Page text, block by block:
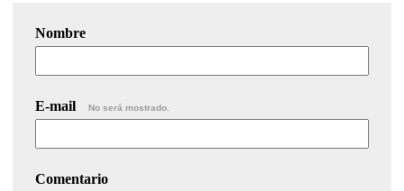
Nombre
E-mail No será mostrado.
Comentario